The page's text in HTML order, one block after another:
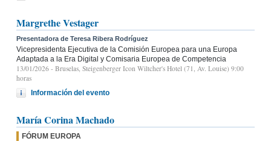
Margrethe Vestager
Presentadora de Teresa Ribera Rodríguez
Vicepresidenta Ejecutiva de la Comisión Europea para una Europa
Adaptada a la Era Digital y Comisaria Europea de Competencia
13/01/2026 - Bruselas, Steigenberger Icon Wiltcher's Hotel (71, Av. Louise) 9:00
horas
Información del evento
María Corina Machado
FÓRUM EUROPA